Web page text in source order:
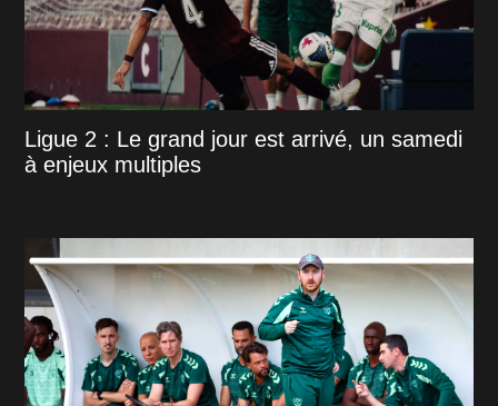
Ligue 2 : Le grand jour est arrivé, un samedi
à enjeux multiples